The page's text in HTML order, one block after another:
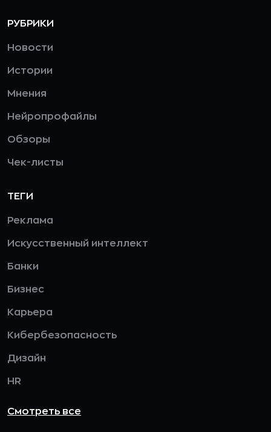
РУБРИКИ
Новости
Истории
Мнения
Нейропрофайлы
Обзоры
Чек-листы
ТЕГИ
Реклама
Искусственный интеллект
Банки
Бизнес
Карьера
Кибербезопасность
Дизайн
HR
Смотреть все